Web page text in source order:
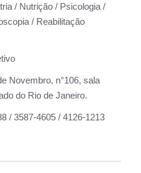
/ Nutrição / Psicologia /
/ Reabilitação
Novembro, n°106, sala
do Rio de Janeiro.
/ 3587-4605 / 4126-1213